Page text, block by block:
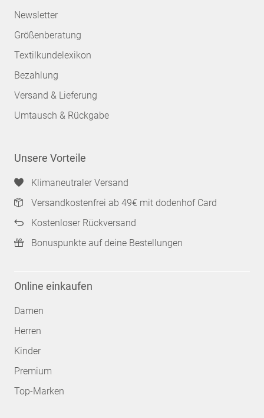
Newsletter
Größenberatung
Textilkundelexikon
Bezahlung
Versand & Lieferung
Umtausch & Rückgabe
Unsere Vorteile
Klimaneutraler Versand
Versandkostenfrei ab 49€ mit dodenhof Card
Kostenloser Rückversand
Bonuspunkte auf deine Bestellungen
Online einkaufen
Damen
Herren
Kinder
Premium
Top-Marken